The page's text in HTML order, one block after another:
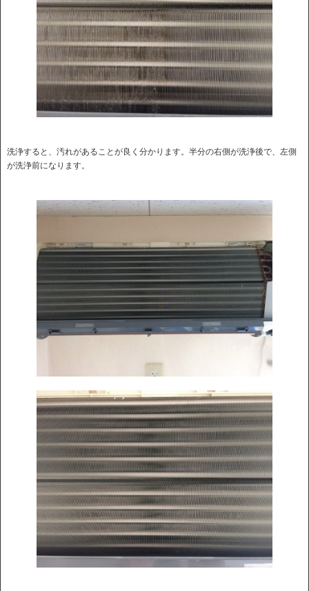
洗浄すると、汚れがあることが良く分かります。半分の右側が洗浄後で、左側
が洗浄前になります。